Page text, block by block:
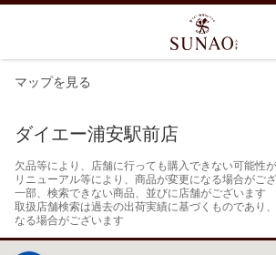
マップを見る
ダイエー浦安駅前店
欠品等により、店舗に行っても購入できない可能性
リニューアル等により、商品が変更になる場合がご
一部、検索できない商品、並びに店舗がございます
取扱店舗検索は過去の出荷実績に基づくものであり
なる場合がございます